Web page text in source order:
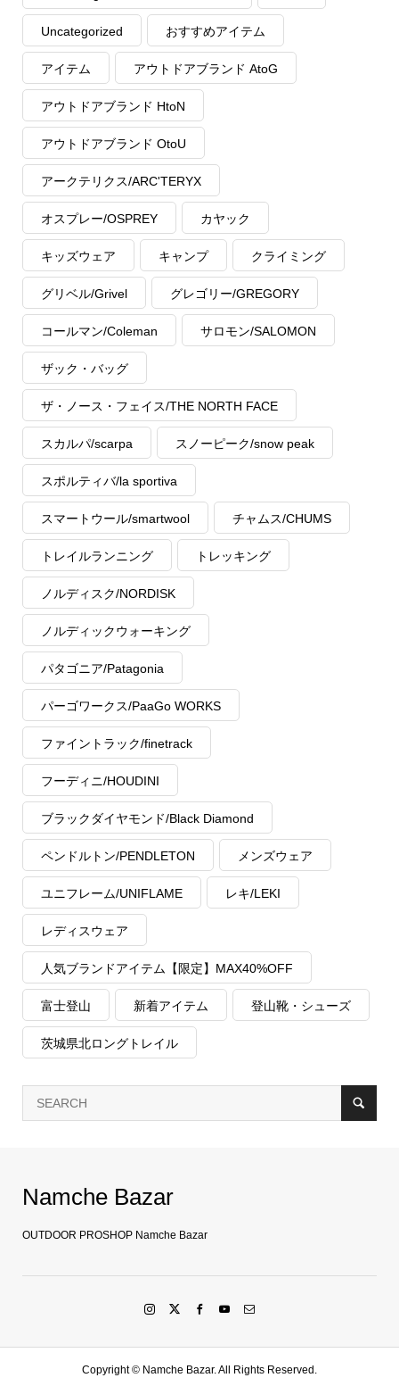
Uncategorized おすすめアイテム
アイテム アウトドアブランド AtoG
アウトドアブランド HtoN
アウトドアブランド OtoU
アークテリクス/ARC'TERYX
オスプレー/OSPREY カヤック
キッズウェア キャンプ クライミング
グリベル/Grivel グレゴリー/GREGORY
コールマン/Coleman サロモン/SALOMON
ザック・バッグ
ザ・ノース・フェイス/THE NORTH FACE
スカルパ/scarpa スノーピーク/snow peak
スポルティバ/la sportiva
スマートウール/smartwool チャムス/CHUMS
トレイルランニング トレッキング
ノルディスク/NORDISK
ノルディックウォーキング
パタゴニア/Patagonia
パーゴワークス/PaaGo WORKS
ファイントラック/finetrack
フーディニ/HOUDINI
ブラックダイヤモンド/Black Diamond
ペンドルトン/PENDLETON メンズウェア
ユニフレーム/UNIFLAME レキ/LEKI
レディスウェア
人気ブランドアイテム【限定】MAX40%OFF
富士登山 新着アイテム 登山靴・シューズ
茨城県北ロングトレイル
Namche Bazar
OUTDOOR PROSHOP Namche Bazar
Copyright © Namche Bazar. All Rights Reserved.